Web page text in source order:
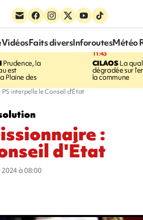
VidéosFaits diversInforoutesMétéo
Prudence, la
est
Plaine des
11:43
CILAOSLa
dégradée sur
la commune
interpelle le Conseil d'État
:
d'État
à 08:00